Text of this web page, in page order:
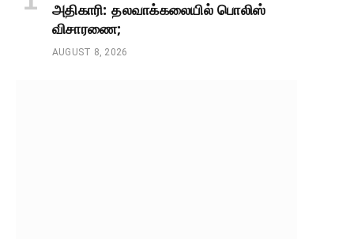
அதிகாரி: தலவாக்கலையில் பொலிஸ்
விசாரணை;
AUGUST 8, 2026